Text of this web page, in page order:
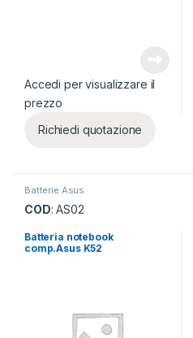
Accedi per visualizzare il
prezzo
Richiedi quotazione
Batterie Asus
COD: AS02
Batteria notebook
comp.Asus K52